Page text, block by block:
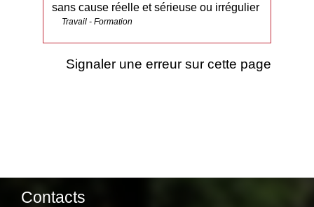
sans cause réelle et sérieuse ou irrégulier
Travail - Formation
Signaler une erreur sur cette page
Contacts